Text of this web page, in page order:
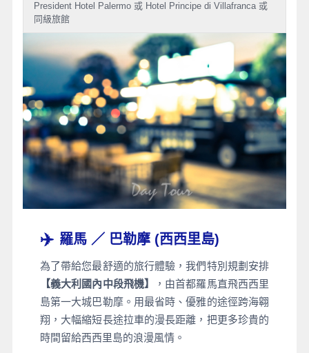
President Hotel Palermo 或 Hotel Principe di Villafranca 或
同級旅館
✈️ 羅馬 ／ 巴勒摩 (西西里島)
為了帶給您最舒適的旅行體驗，我們特別規劃安排
【義大利國內中段飛機】
，由首都羅馬直飛西西里
島第一大城巴勒摩。用最省時、優雅的途徑跨海翱
翔，大幅縮短長途拉車的漫長距離，把更多珍貴的
時間留給西西里島的浪漫風情。